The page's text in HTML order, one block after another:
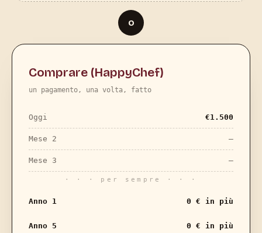
o
Comprare (HappyChef)
un pagamento, una volta, fatto
Oggi €1.500
Mese 2 —
Mese 3 —
· · · per sempre · · ·
Anno 1 0 € in più
Anno 5 0 € in più